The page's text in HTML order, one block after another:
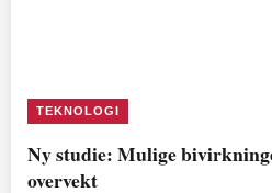
TEKNOLOGI
Ny studie: Mulige
overvekt